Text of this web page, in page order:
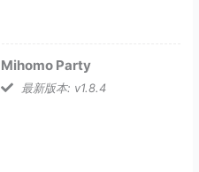
Mihomo Party
最新版本: v1.8.4